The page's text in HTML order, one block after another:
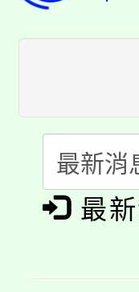
車」
桃園
生本
公告
代理(
公告
代理(
轉知
《
淨零
最新